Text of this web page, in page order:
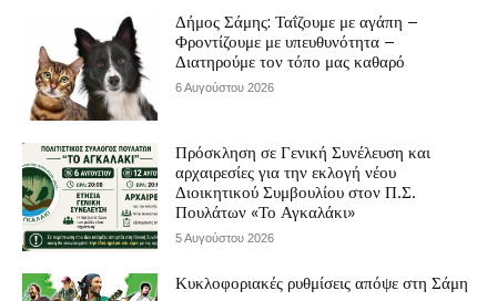
Δήμος Σάμης: Ταΐζουμε με αγάπη –
Φροντίζουμε με υπευθυνότητα –
Διατηρούμε τον τόπο μας καθαρό
6 Αυγούστου 2026
Πρόσκληση σε Γενική Συνέλευση και
αρχαιρεσίες για την εκλογή νέου
Διοικητικού Συμβουλίου στον Π.Σ.
Πουλάτων «Το Αγκαλάκι»
5 Αυγούστου 2026
Κυκλοφοριακές ρυθμίσεις απόψε στη Σάμη